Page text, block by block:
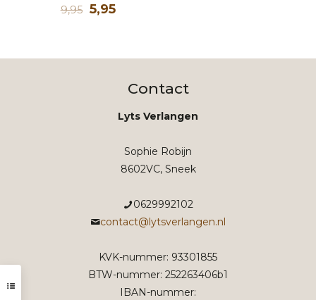
9,95 Oorspronkelijke
9,95.
5,95Huidige
5,95.
Contact
Lyts Verlangen
Sophie Robijn
8602VC, Sneek
0629992102
contact@lytsverlangen.nl
KVK-nummer: 93301855
BTW-nummer: 252263406b1
IBAN-nummer: